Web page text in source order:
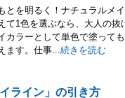
とを明るく！ナチュラルメ
て1色を選ぶなら、大人の抜
ラーとして単色で塗って
ます。仕事...続きを読む
ライン」の引き方